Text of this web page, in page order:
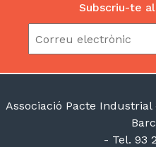
Subscriu-te
Associació Pacte
- Tel. 93